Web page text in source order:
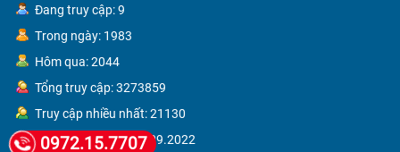
0972.15.7707
Đang truy cập: 9
Trong ngày: 1983
Hôm qua: 2044
Tổng truy cập: 3273859
Truy cập nhiều nhất: 21130
Ngày nhiều nhất: 14.09.2022